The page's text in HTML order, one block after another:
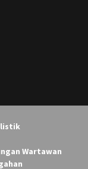
Wartawan